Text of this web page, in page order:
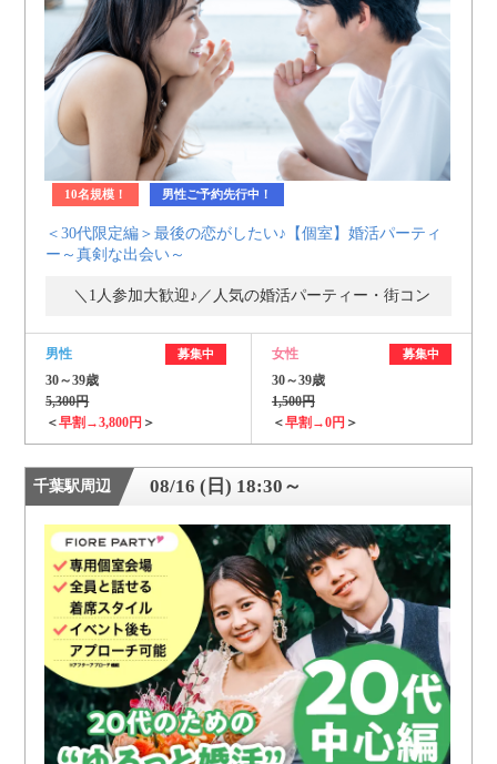
10名規模！ 男性ご予約先行中！
＜30代限定編＞最後の恋がしたい♪【個室】婚活パーティ
ー～真剣な出会い～
＼1人参加大歓迎♪／人気の婚活パーティー・街コン
男性 募集中
30～39歳
5,300円
＜早割→3,800円 ＞
女性 募集中
30～39歳
1,500円
＜早割→0円 ＞
千葉駅周辺 08/16 (日) 18:30～